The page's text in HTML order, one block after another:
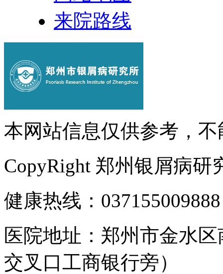
来院路线
本网站信息仅供参考，
CopyRight 郑州银屑病研
健康热线：
医院地址：郑州市金水
交叉口工商银行旁）